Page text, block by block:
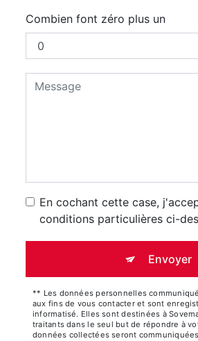
Combien font zéro plus un
En cochant cette case,
conditions particulières ci-
Envoyer
** Les données personnelles
aux fins de vous contacter et sont
informatisé. Elles sont destinées à
traitants dans le seul but de répondre à
données collectées seront